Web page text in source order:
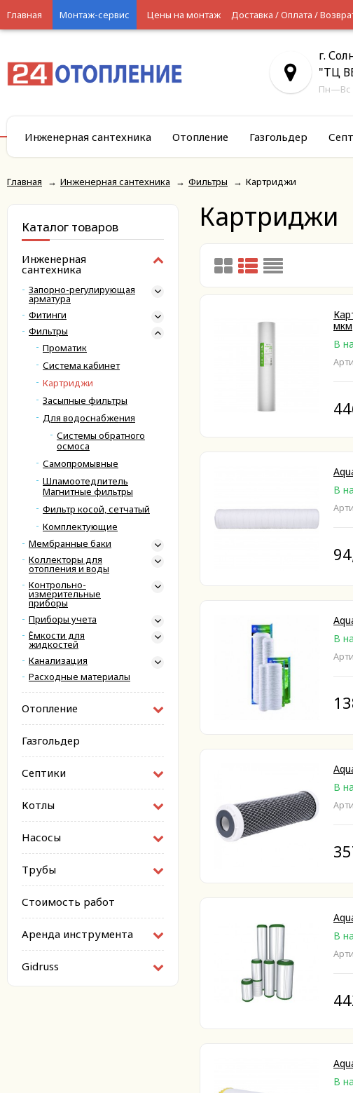
Главная Монтаж-сервис Цены на монтаж Доставка / Оплата /
г.
"ТЦ
Пн—Вс
Инженерная сантехника Отопление Газгольдер
Главная → Инженерная сантехника → Фильтры → Картриджи
Каталог товаров
Инженерная
сантехника
Запорно-регулирующая
арматура
Фитинги
Фильтры
Проматик
Система кабинет
Картриджи
Засыпные фильтры
Для водоснабжения
Системы обратного
осмоса
Самопромывные
Шламоотедлитель
Магнитные фильтры
Фильтр косой, сетчатый
Комплектующие
Мембранные баки
Коллекторы для
отопления и воды
Контрольно-
измерительные
приборы
Приборы учета
Ёмкости для
жидкостей
Канализация
Расходные материалы
Отопление
Газгольдер
Септики
Котлы
Насосы
Трубы
Стоимость работ
Аренда инструмента
Gidruss
Картриджи
мкм
В
В
В
В
В
В